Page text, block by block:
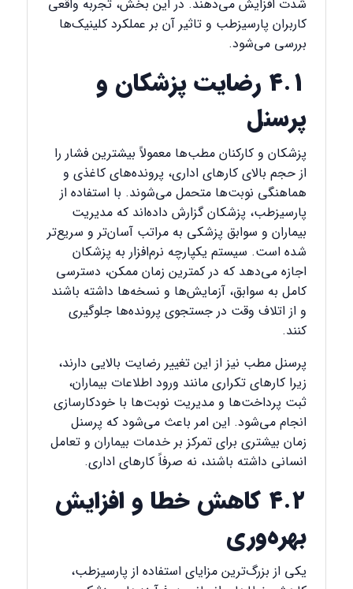
شدت افزایش می‌دهند. در این بخش، تجربه واقعی
کاربران پارسیزطب و تاثیر آن بر عملکرد کلینیک‌ها
بررسی می‌شود.
۴.۱ رضایت پزشکان و
پرسنل
پزشکان و کارکنان مطب‌ها معمولاً بیشترین فشار را
از حجم بالای کارهای اداری، پرونده‌های کاغذی و
هماهنگی نوبت‌ها متحمل می‌شوند. با استفاده از
پارسیزطب، پزشکان گزارش داده‌اند که مدیریت
بیماران و سوابق پزشکی به مراتب آسان‌تر و سریع‌تر
شده است. سیستم یکپارچه نرم‌افزار به پزشکان
اجازه می‌دهد که در کمترین زمان ممکن، دسترسی
کامل به سوابق، آزمایش‌ها و نسخه‌ها داشته باشند
و از اتلاف وقت در جستجوی پرونده‌ها جلوگیری
کنند.
پرسنل مطب نیز از این تغییر رضایت بالایی دارند،
زیرا کارهای تکراری مانند ورود اطلاعات بیماران،
ثبت پرداخت‌ها و مدیریت نوبت‌ها با خودکارسازی
انجام می‌شود. این امر باعث می‌شود که پرسنل
زمان بیشتری برای تمرکز بر خدمات بیماران و تعامل
انسانی داشته باشند، نه صرفاً کارهای اداری.
۴.۲ کاهش خطا و افزایش
بهره‌وری
یکی از بزرگ‌ترین مزایای استفاده از پارسیزطب،